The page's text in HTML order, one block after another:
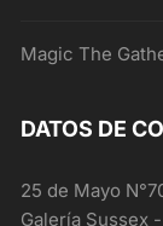
Magic The
DATOS DE
25 de Mayo
Galería Sussex